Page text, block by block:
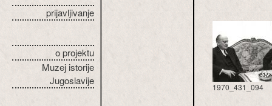
prijavljivanje
o projektu
Muzej istorije
Jugoslavije
1970_431_094